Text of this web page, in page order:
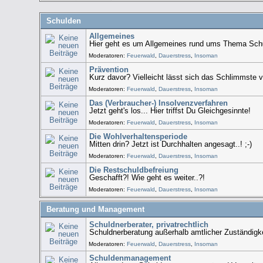
Schulden
Allgemeines
Hier geht es um Allgemeines rund ums Thema
Moderatoren:Feuerwald ,Dauerstress Insoman
Prävention
Kurz davor? Vielleicht lässt sich das Schlimmste
Moderatoren:Feuerwald ,Dauerstress Insoman
Das (Verbraucher-) Insolvenzverfahren
Jetzt geht's los... Hier triffst Du Gleichgesinnte!
Moderatoren:Feuerwald ,Dauerstress Insoman
Die Wohlverhaltensperiode
Mitten drin? Jetzt ist Durchhalten angesagt..! ;-)
Moderatoren:Feuerwald ,Dauerstress Insoman
Die Restschuldbefreiung
Geschafft?! Wie geht es weiter..?!
Moderatoren:Feuerwald ,Dauerstress Insoman
Beratung und Management
Schuldnerberater, privatrechtlich
Schuldnerberatung außerhalb amtlicher
Moderatoren:Feuerwald ,Dauerstress Insoman
Schuldenmanagement